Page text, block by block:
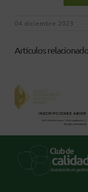
04 diciembre 2023
Artículos